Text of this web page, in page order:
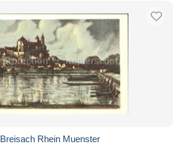
Breisach Rhein Muenster